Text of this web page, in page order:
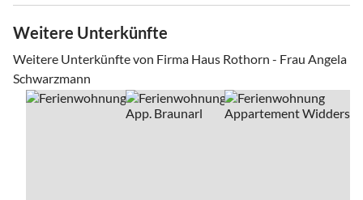
Weitere Unterkünfte
Weitere Unterkünfte von Firma Haus Rothorn - Frau Angela
Schwarzmann